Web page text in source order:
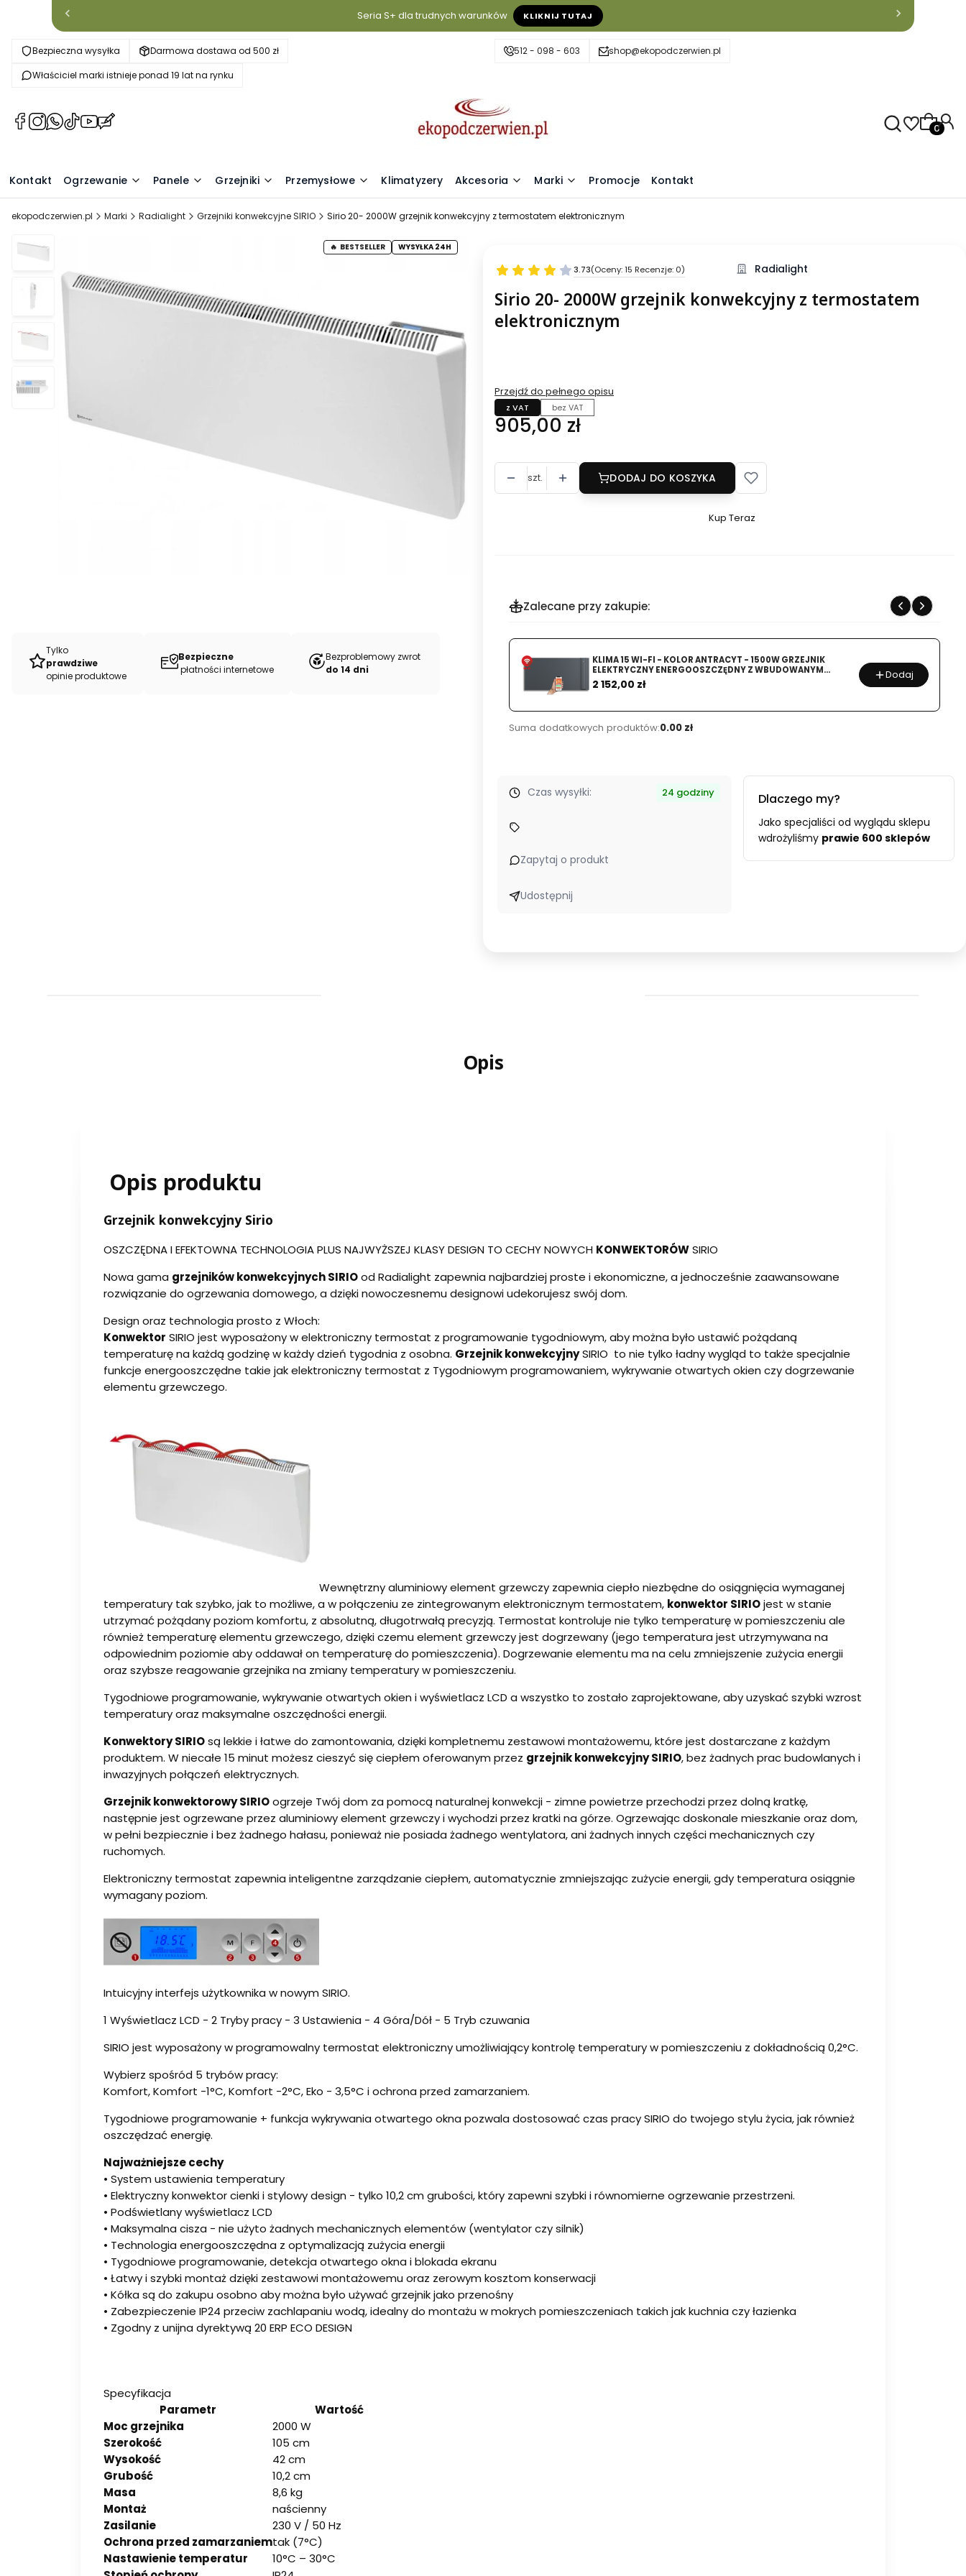
Seria S+ dla trudnych warunków KLIKNIJ TUTAJ
Bezpieczna wysyłka
Darmowa dostawa od 500 zł
Właściciel marki istnieje ponad 19 lat na rynku
512 - 098 - 603 shop@ekopodczerwien.pl
Kontakt Ogrzewanie Panele Grzejniki Przemysłowe Klimatyzery Akcesoria Marki Promocje Kontakt
ekopodczerwien.pl Marki Radialight Grzejniki konwekcyjne SIRIO Sirio 20- 2000W grzejnik konwekcyjny z termostatem elektronicznym
Tylko
prawdziwe
opinie produktowe
Bezpieczne
płatności internetowe
Bezproblemowy zwrot
do 14 dni
BESTSELLER WYSYŁKA 24H
3.73(Oceny: 15 Recenzje: 0) Radialight
Sirio 20- 2000W grzejnik konwekcyjny z termostatem
elektronicznym
Przejdź do pełnego opisu
z VAT bez VAT
Cena
905,00 zł
szt. DODAJ DO KOSZYKA
Szybki
konwekcyjny
elektronicznym
Kup Teraz
Zalecane przy zakupie:
KLIMA 15 WI-FI - KOLOR ANTRACYT - 1500W GRZEJNIK
ELEKTRYCZNY ENERGOOSZCZĘDNY Z WBUDOWANYM
MODUŁEM WI-FI
Cena
2 152,00 zł
Dodaj
Suma dodatkowych produktów:0.00 zł
Czas wysyłki: 24 godziny
Zapytaj o produkt
Udostępnij
Dlaczego my?
Jako specjaliści od wyglądu sklepu
wdrożyliśmy prawie 600 sklepów
Opis
Opis produktu
Grzejnik konwekcyjny Sirio
OSZCZĘDNA I EFEKTOWNA TECHNOLOGIA PLUS NAJWYŻSZEJ KLASY DESIGN TO CECHY NOWYCH KONWEKTORÓWSIRIO
Nowa gama grzejników konwekcyjnych SIRIOod Radialight zapewnia najbardziej proste i ekonomiczne, a jednocześnie zaawansowane
rozwiązanie do ogrzewania domowego, a dzięki nowoczesnemu designowi udekorujesz swój dom.
Design oraz technologia prosto z Włoch:
Konwektor SIRIO jest wyposażony w elektroniczny termostat z programowanie tygodniowym, aby można było ustawić pożądaną
temperaturę na każdą godzinę w każdy dzień tygodnia z osobna. Grzejnik konwekcyjnySIRIO to nie tylko ładny wygląd to także specjalnie
funkcje energooszczędne takie jak elektroniczny termostat z Tygodniowym programowaniem, wykrywanie otwartych okien czy dogrzewanie
elementu grzewczego.
Wewnętrzny aluminiowy element grzewczy zapewnia ciepło niezbędne do osiągnięcia wymaganej
temperatury tak szybko, jak to możliwe, a w połączeniu ze zintegrowanym elektronicznym termostatem, konwektor SIRIOjest w stanie
utrzymać pożądany poziom komfortu, z absolutną, długotrwałą precyzją. Termostat kontroluje nie tylko temperaturę w pomieszczeniu ale
również temperaturę elementu grzewczego, dzięki czemu element grzewczy jest dogrzewany (jego temperatura jest utrzymywana na
odpowiednim poziomie aby oddawał on temperaturę do pomieszczenia). Dogrzewanie elementu ma na celu zmniejszenie zużycia energii
oraz szybsze reagowanie grzejnika na zmiany temperatury w pomieszczeniu.
Tygodniowe programowanie, wykrywanie otwartych okien i wyświetlacz LCD a wszystko to zostało zaprojektowane, aby uzyskać szybki wzrost
temperatury oraz maksymalne oszczędności energii.
Konwektory SIRIOsą lekkie i łatwe do zamontowania, dzięki kompletnemu zestawowi montażowemu, które jest dostarczane z każdym
produktem. W niecałe 15 minut możesz cieszyć się ciepłem oferowanym przez grzejnik konwekcyjny SIRIO, bez żadnych prac budowlanych i
inwazyjnych połączeń elektrycznych.
Grzejnik konwektorowy SIRIOogrzeje Twój dom za pomocą naturalnej konwekcji - zimne powietrze przechodzi przez dolną kratkę,
następnie jest ogrzewane przez aluminiowy element grzewczy i wychodzi przez kratki na górze. Ogrzewając doskonale mieszkanie oraz dom,
w pełni bezpiecznie i bez żadnego hałasu, ponieważ nie posiada żadnego wentylatora, ani żadnych innych części mechanicznych czy
ruchomych.
Elektroniczny termostat zapewnia inteligentne zarządzanie ciepłem, automatycznie zmniejszając zużycie energii, gdy temperatura osiągnie
wymagany poziom.
Intuicyjny interfejs użytkownika w nowym SIRIO.
1 Wyświetlacz LCD - 2 Tryby pracy - 3 Ustawienia - 4 Góra/Dół - 5 Tryb czuwania
SIRIO jest wyposażony w programowalny termostat elektroniczny umożliwiający kontrolę temperatury w pomieszczeniu z dokładnością 0,2°C.
Wybierz spośród 5 trybów pracy:
Komfort, Komfort -1°C, Komfort -2°C, Eko - 3,5°C i ochrona przed zamarzaniem.
Tygodniowe programowanie + funkcja wykrywania otwartego okna pozwala dostosować czas pracy SIRIO do twojego stylu życia, jak również
oszczędzać energię.
Najważniejsze cechy
• System ustawienia temperatury
• Elektryczny konwektor cienki i stylowy design - tylko 10,2 cm grubości, który zapewni szybki i równomierne ogrzewanie przestrzeni.
• Podświetlany wyświetlacz LCD
• Maksymalna cisza - nie użyto żadnych mechanicznych elementów (wentylator czy silnik)
• Technologia energooszczędna z optymalizacją zużycia energii
• Tygodniowe programowanie, detekcja otwartego okna i blokada ekranu
• Łatwy i szybki montaż dzięki zestawowi montażowemu oraz zerowym kosztom konserwacji
• Kółka są do zakupu osobno aby można było używać grzejnik jako przenośny
• Zabezpieczenie IP24 przeciw zachlapaniu wodą, idealny do montażu w mokrych pomieszczeniach takich jak kuchnia czy łazienka
• Zgodny z unijna dyrektywą 20 ERP ECO DESIGN
Specyfikacja
Parametr
Wartość
Moc grzejnika
2000 W
Szerokość
105 cm
Wysokość
42 cm
Grubość
10,2 cm
Masa
8,6 kg
Montaż
naścienny
Zasilanie
230 V / 50 Hz
Ochrona przed zamarzaniemtak (7°C)
Nastawienie temperatur
10°C – 30°C